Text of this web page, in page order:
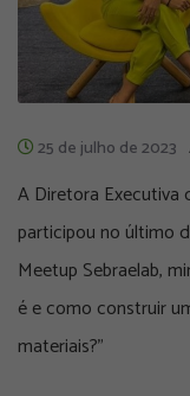
25 de julho de 2023
A Diretora Executiva
participou no último
Meetup Sebraelab,
é e como construir
materiais?”